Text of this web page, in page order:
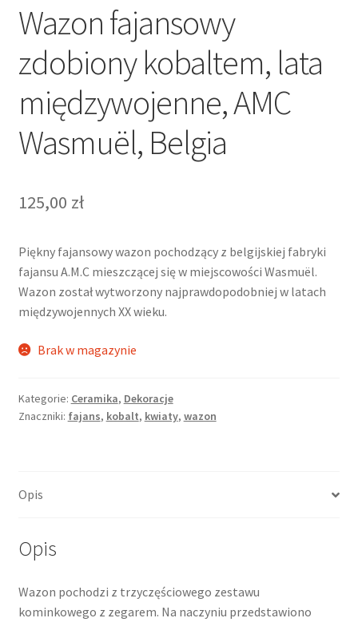
Wazon fajansowy
zdobiony kobaltem, lata
międzywojenne, AMC
Wasmuël, Belgia
125,00 zł
Piękny fajansowy wazon pochodzący z belgijskiej fabryki
fajansu A.M.C mieszczącej się w miejscowości Wasmuël.
Wazon został wytworzony najprawdopodobniej w latach
międzywojennych XX wieku.
Brak w magazynie
Kategorie: Ceramika, Dekoracje
Znaczniki: fajans, kobalt, kwiaty, wazon
Opis
Opis
Wazon pochodzi z trzyczęściowego zestawu
kominkowego z zegarem. Na naczyniu przedstawiono